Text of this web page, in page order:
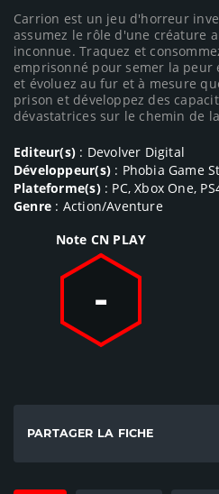
Carrion est un jeu d'horreur
assumez le rôle d'une créature
inconnue. Traquez et
emprisonné pour semer la peur
et évoluez au fur et à mesure
prison et développez des
dévastatrices sur le chemin de
Editeur(s) : Devolver Digital
Développeur(s): Phobia Game
Plateforme(s): PC, Xbox One,
Genre : Action/Aventure
Note CN PLAY
-
PARTAGER LA FICHE